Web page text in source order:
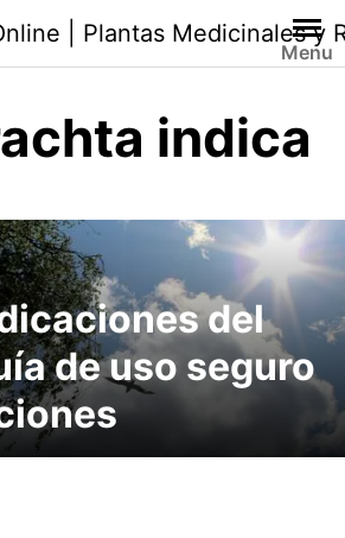
| Plantas Medicinales y
Menu
indica
del
de uso seguro